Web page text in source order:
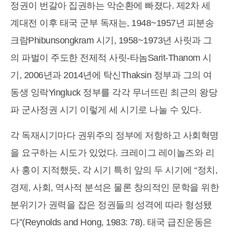
정권이 번갈아 집권하는 악순환에 빠졌다. 제2차 세
계대전 이후 태국 군부 독재는, 1948~1957년 피분송
크람Phibunsongkram 시기, 1958~1973년 사릿과 그
의 파벌이 주도한 전제적 사릿-타놈Sarit-Thanom 시
기, 2006년과 2014년에 탁신Thaksin 정부과 그의 여
동생 잉락Yingluck 정부를 각각 무너뜨린 최근의 왕당
파 군사정권 시기 이렇게 세 시기로 나눌 수 있다.
각 독재시기마다 권위주의 정부에 저항하고 사회혁명
을 요구하는 시도가 있었다. 크레이그 레이놀즈와 리
사 홍이 지적했듯, 각 시기 특히 앞의 두 시기에 “정치,
경제, 사회, 역사적 분석은 물론 창의적인 문학을 위한
분위기가 권력을 잡은 정권들의 성격에 따라 형성됐
다”(Reynolds and Hong, 1983: 78). 태국 급진운동은